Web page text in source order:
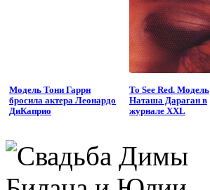
Модель Тони Гаррн
бросила актера Леонардо
ДиКаприо
To See Red. Модель
Наташа Дараган в
журнале XXL